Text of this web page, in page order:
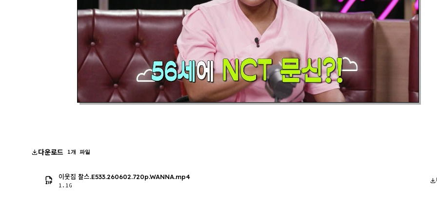
다운로드 1개 파일
이웃집 찰스.E533.260602.720p.WANNA.mp4
1.1G